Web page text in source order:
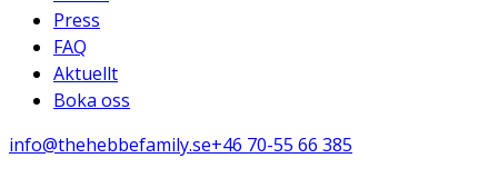
Press
FAQ
Aktuellt
Boka oss
info@thehebbefamily.se+46 70-55 66 385